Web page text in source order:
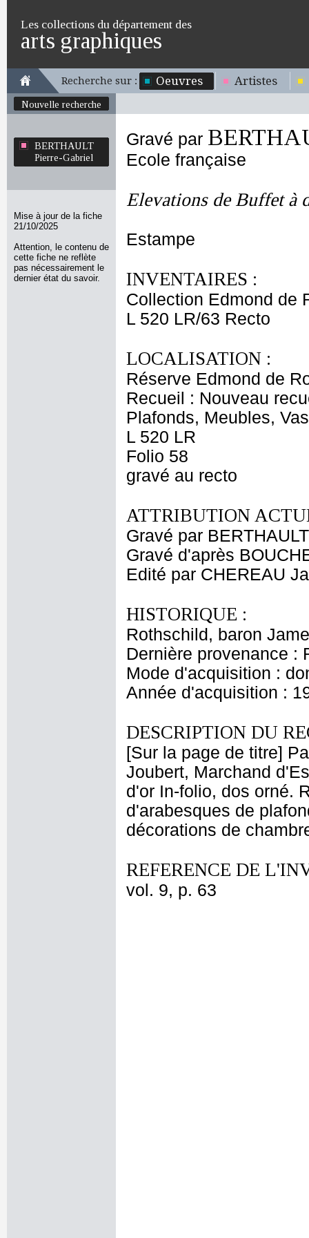
Les collections du département des
arts graphiques
Recherche sur : Oeuvres Artistes
Nouvelle recherche
BERTHAULT
Pierre-Gabriel
Mise à jour de la fiche
21/10/2025
Attention, le contenu de
cette fiche ne reflète
pas nécessairement le
dernier état du savoir.
Gravé par
Ecole française
Elevations de Buffet à
Estampe
INVENTAIRES :
Collection Edmond de
L 520 LR/63 Recto
LOCALISATION :
Réserve Edmond de
Recueil : Nouveau
Plafonds, Meubles,
L 520 LR
Folio 58
gravé au recto
ATTRIBUTION
Gravé par
Gravé d'après
Edité par CHEREAU
HISTORIQUE :
Rothschild, baron
Dernière provenance :
Mode d'acquisition :
Année d'acquisition :
DESCRIPTION DU
[Sur la page de titre]
Joubert, Marchand
d'or In-folio, dos orné.
d'arabesques de
décorations de
REFERENCE DE
vol. 9, p. 63